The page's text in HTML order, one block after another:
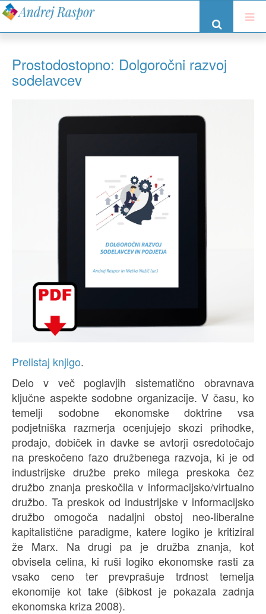
Prostodostopno: Dolgoročni razvoj
sodelavcev
Prelistaj knjigo.
Delo v več poglavjih sistematično obravnava
ključne aspekte sodobne organizacije. V času, ko
temelji sodobne ekonomske doktrine vsa
podjetniška razmerja ocenjujejo skozi prihodke,
prodajo, dobiček in davke se avtorji osredotočajo
na preskočeno fazo družbenega razvoja, ki je od
industrijske družbe preko milega preskoka čez
družbo znanja preskočila v informacijsko/virtualno
družbo. Ta preskok od industrijske v informacijsko
družbo omogoča nadaljni obstoj neo-liberalne
kapitalistične paradigme, katere logiko je kritiziral
že Marx. Na drugi pa je družba znanja, kot
obvisela celina, ki ruši logiko ekonomske rasti za
vsako ceno ter prevprašuje trdnost temelja
ekonomije kot take (šibkost je pokazala zadnja
ekonomska kriza 2008).